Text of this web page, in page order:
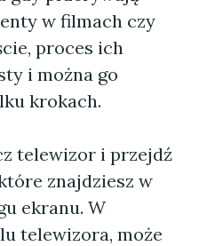
w filmach czy
proces ich
i można go
krokach.
telewizor i przejdź
znajdziesz w
ekranu. W
telewizora, może